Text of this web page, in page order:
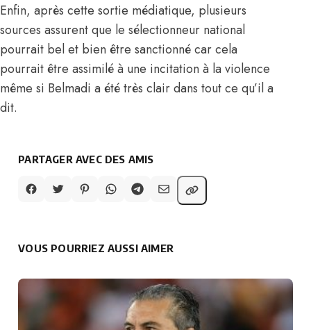
Enfin, après cette sortie médiatique, plusieurs
sources assurent que le sélectionneur national
pourrait bel et bien être sanctionné car cela
pourrait être assimilé à une incitation à la violence
même si Belmadi a été très clair dans tout ce qu’il a
dit.
PARTAGER AVEC DES AMIS
VOUS POURRIEZ AUSSI AIMER